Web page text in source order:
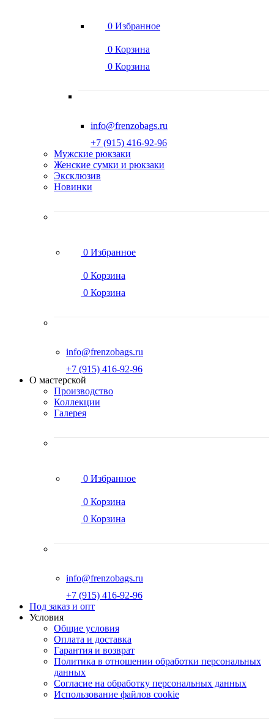
0 Избранное
0 Корзина
0 Корзина
info@frenzobags.ru
‭+7 (915) 416-92-96
Мужские рюкзаки
Женские сумки и рюкзаки
Эксклюзив
Новинки
0 Избранное
0 Корзина
0 Корзина
info@frenzobags.ru
‭+7 (915) 416-92-96
О мастерской
Производство
Коллекции
Галерея
0 Избранное
0 Корзина
0 Корзина
info@frenzobags.ru
‭+7 (915) 416-92-96
Под заказ и опт
Условия
Общие условия
Оплата и доставка
Гарантия и возврат
Политика в отношении обработки персональных
данных
Согласие на обработку персональных данных
Использование файлов cookie